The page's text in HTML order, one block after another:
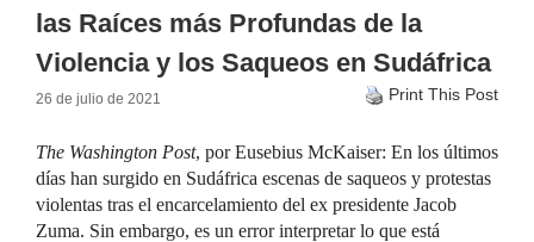
las Raíces más Profundas de la
Violencia y los Saqueos en Sudáfrica
26 de julio de 2021 Print This Post
The Washington Post, por Eusebius McKaiser: En los últimos
días han surgido en Sudáfrica escenas de saqueos y protestas
violentas tras el encarcelamiento del ex presidente Jacob
Zuma. Sin embargo, es un error interpretar lo que está